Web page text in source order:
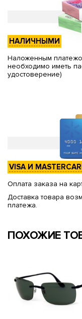
НАЛИЧНЫМИ
Наложенным
необходимо иметь
удостоверение)
VISA И
Оплата заказа на
Доставка товара
платежа.
ПОХОЖИЕ